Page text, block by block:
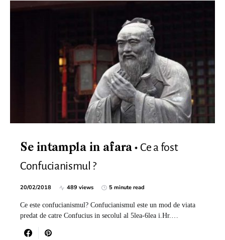
Se intampla in afara
Ce a fost
Confucianismul ?
20/02/2018 489 views 5 minute read
Ce este confucianismul? Confucianismul este un mod de viata
predat de catre Confucius in secolul al 5lea-6lea i.Hr.…